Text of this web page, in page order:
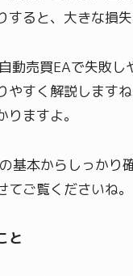
すると、大きな損
動売買EAで失敗
やすく解説します
ますよ。
基本からしっかり
てご覧くださいね。
と